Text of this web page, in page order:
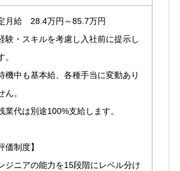
月給 28.4万円～85.7万円
験・スキルを考慮し入社前に提示し
。
機中も基本給、各種手当に変動あり
ん。
業代は別途100%支給します。
価制度】
ジニアの能力を15段階にレベル分け